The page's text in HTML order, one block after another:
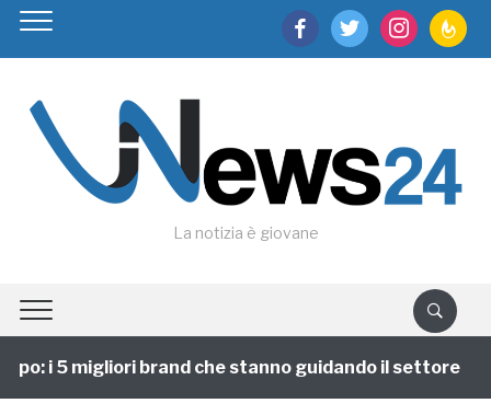
facebooktwitter instagram
La notizia è giovane
i 5 migliori brand che stanno guidando il settore